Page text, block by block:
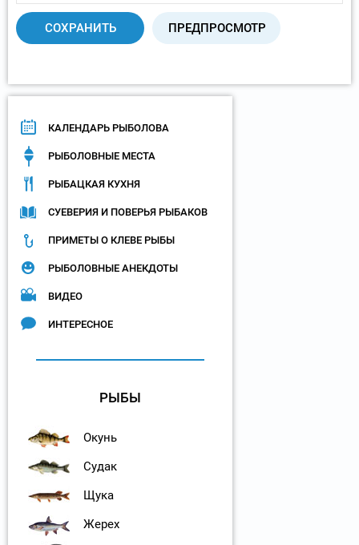
КАЛЕНДАРЬ РЫБОЛОВА
РЫБОЛОВНЫЕ МЕСТА
РЫБАЦКАЯ КУХНЯ
СУЕВЕРИЯ И ПОВЕРЬЯ РЫБАКОВ
ПРИМЕТЫ О КЛЕВЕ РЫБЫ
РЫБОЛОВНЫЕ АНЕКДОТЫ
ВИДЕО
ИНТЕРЕСНОЕ
РЫБЫ
Окунь
Судак
Щука
Жерех